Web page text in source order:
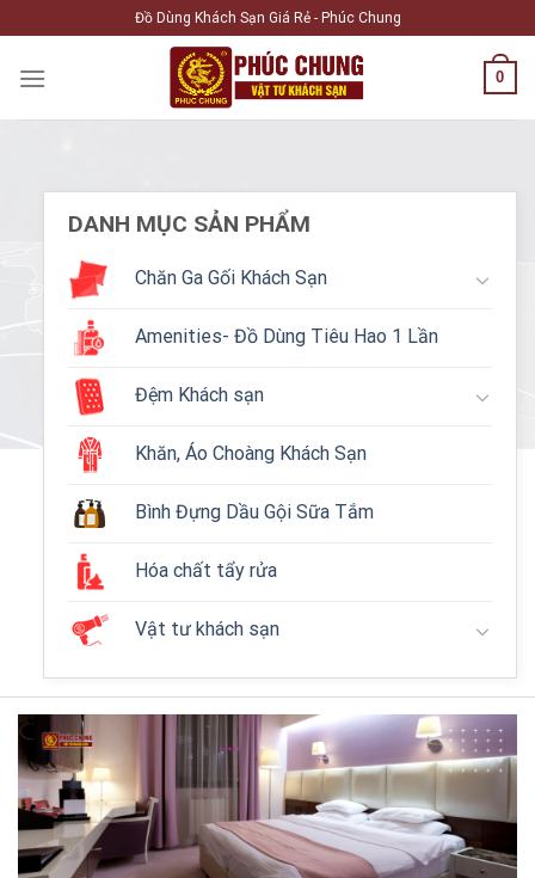
to
content
Đồ Dùng Khách Sạn Giá Rẻ - Phúc Chung
0
DANH MỤC SẢN PHẨM
Chăn Ga Gối Khách Sạn
Amenities- Đồ Dùng Tiêu Hao 1 Lần
Đệm Khách sạn
Khăn, Áo Choàng Khách Sạn
Bình Đựng Dầu Gội Sữa Tắm
Hóa chất tẩy rửa
Vật tư khách sạn